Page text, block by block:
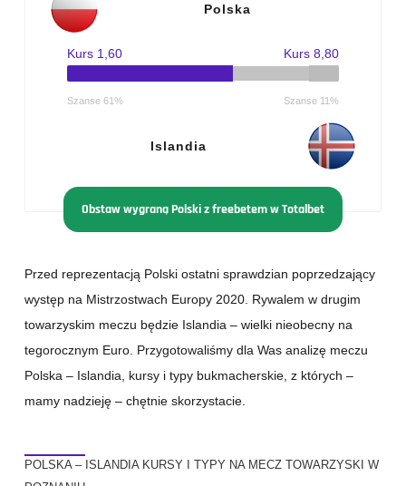
Polska
Kurs 1,60 Kurs 8,80
Szanse 61% Szanse 11%
Islandia
Obstaw wygraną Polski z freebetem w Totalbet
Przed reprezentacją Polski ostatni sprawdzian poprzedzający
występ na Mistrzostwach Europy 2020. Rywalem w drugim
towarzyskim meczu będzie Islandia – wielki nieobecny na
tegorocznym Euro. Przygotowaliśmy dla Was analizę meczu
Polska – Islandia, kursy i typy bukmacherskie, z których –
mamy nadzieję – chętnie skorzystacie.
POLSKA – ISLANDIA KURSY I TYPY NA MECZ TOWARZYSKI W